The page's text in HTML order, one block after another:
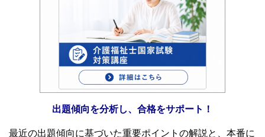
出題傾向を分析し、合格をサポート！
最近の出題傾向に基づいた重要ポイントの解説と、本番に